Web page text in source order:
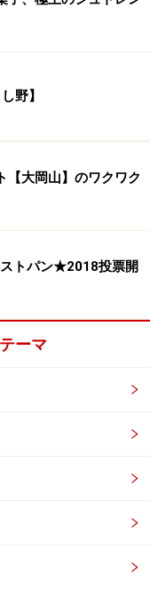
野】
【大岡山】のワクワク
トパン★2018投票開
ーマ